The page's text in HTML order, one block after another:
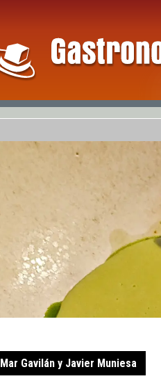
Mar Gavilán y Javier Muniesa